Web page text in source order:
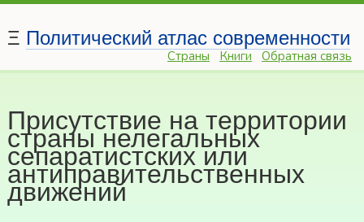
Ξ Политический атлас современности
Страны Книги Обратная связь
Присутствие на территории
страны нелегальных
сепаратистских или
антиправительственных
движений